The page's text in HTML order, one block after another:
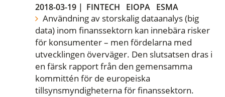
2018-03-19 | FINTECH EIOPA ESMA
Användning av storskalig dataanalys (big
data) inom finanssektorn kan innebära risker
för konsumenter – men fördelarna med
utvecklingen överväger. Den slutsatsen dras i
en färsk rapport från den gemensamma
kommittén för de europeiska
tillsynsmyndigheterna för finanssektorn.